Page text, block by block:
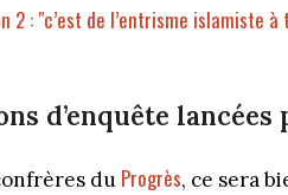
2 : "c’est de l’entrisme islamiste
d’enquête lancées
du Progrès, ce sera